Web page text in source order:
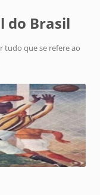
do Brasil
tudo que se refere ao